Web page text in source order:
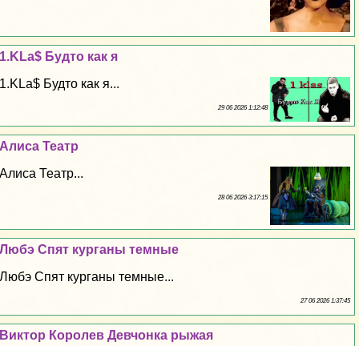
1.KLa$ Будто как я
1.KLa$ Будто как я...
29 06 2026 1:12:48
Алиса Театр
Алиса Театр...
28 06 2026 3:17:15
Любэ Спят курганы темные
Любэ Спят курганы темные...
27 06 2026 1:37:45
Виктор Королев Девчонка рыжая